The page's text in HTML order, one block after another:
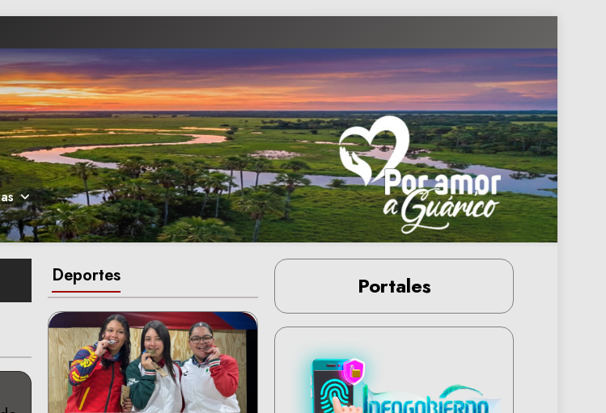
Deportes Portales